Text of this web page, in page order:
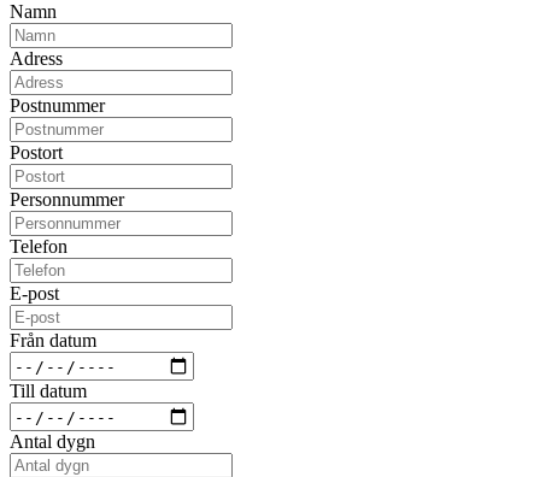
Namn
Adress
Postnummer
Postort
Personnummer
Telefon
E-post
Från datum
Till datum
Antal dygn